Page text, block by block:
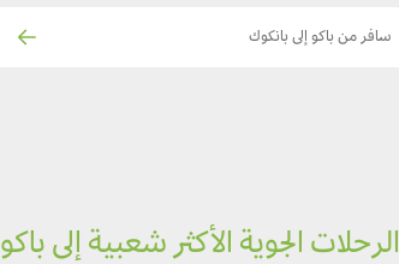
سافر من باكو إلى بانكوك
الرحلات الجوية الأكثر شعبية إلى باكو